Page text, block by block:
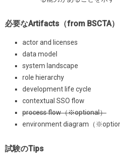
必要なArtifacts（from BSCTA）
actor and licenses
data model
system landscape
role hierarchy
development life cycle
contextual SSO flow
process flow（※optional）
environment diagram（
試験のTips